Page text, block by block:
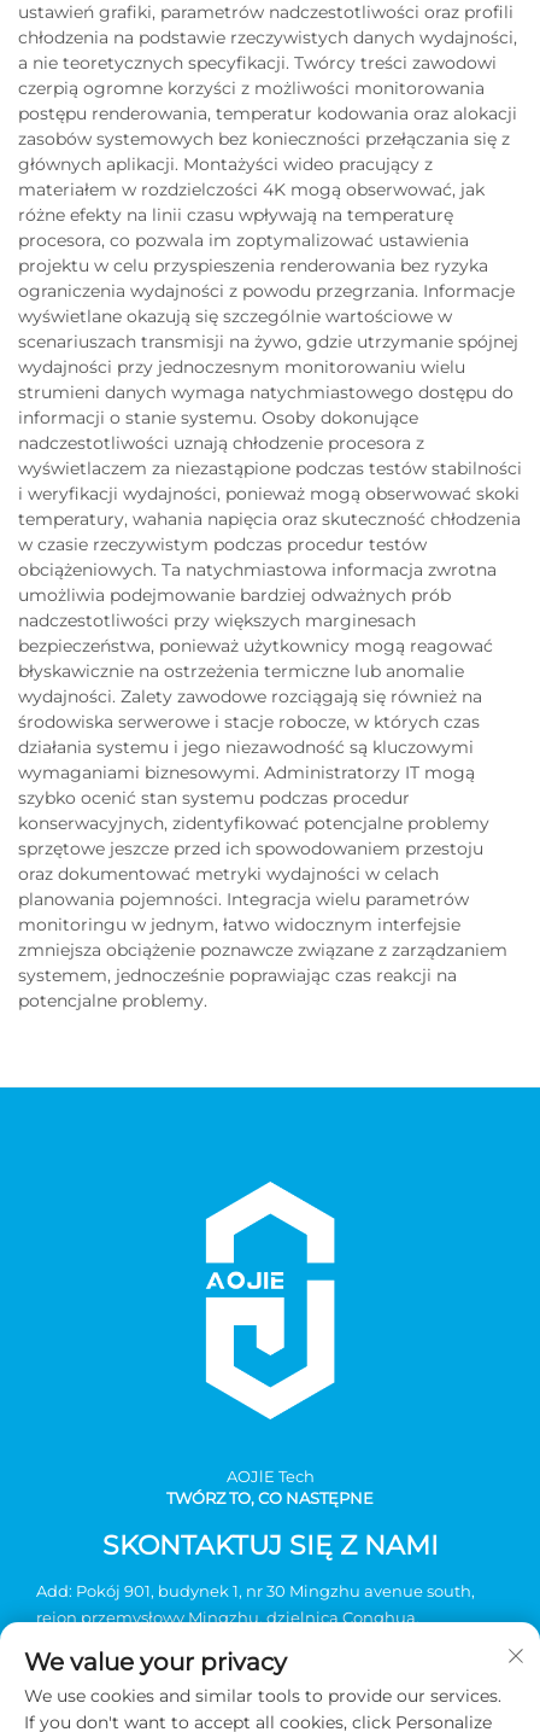
ustawień grafiki, parametrów nadczestotliwości oraz profili
chłodzenia na podstawie rzeczywistych danych wydajności,
a nie teoretycznych specyfikacji. Twórcy treści zawodowi
czerpią ogromne korzyści z możliwości monitorowania
postępu renderowania, temperatur kodowania oraz alokacji
zasobów systemowych bez konieczności przełączania się z
głównych aplikacji. Montażyści wideo pracujący z
materiałem w rozdzielczości 4K mogą obserwować, jak
różne efekty na linii czasu wpływają na temperaturę
procesora, co pozwala im zoptymalizować ustawienia
projektu w celu przyspieszenia renderowania bez ryzyka
ograniczenia wydajności z powodu przegrzania. Informacje
wyświetlane okazują się szczególnie wartościowe w
scenariuszach transmisji na żywo, gdzie utrzymanie spójnej
wydajności przy jednoczesnym monitorowaniu wielu
strumieni danych wymaga natychmiastowego dostępu do
informacji o stanie systemu. Osoby dokonujące
nadczestotliwości uznają chłodzenie procesora z
wyświetlaczem za niezastąpione podczas testów stabilności
i weryfikacji wydajności, ponieważ mogą obserwować skoki
temperatury, wahania napięcia oraz skuteczność chłodzenia
w czasie rzeczywistym podczas procedur testów
obciążeniowych. Ta natychmiastowa informacja zwrotna
umożliwia podejmowanie bardziej odważnych prób
nadczestotliwości przy większych marginesach
bezpieczeństwa, ponieważ użytkownicy mogą reagować
błyskawicznie na ostrzeżenia termiczne lub anomalie
wydajności. Zalety zawodowe rozciągają się również na
środowiska serwerowe i stacje robocze, w których czas
działania systemu i jego niezawodność są kluczowymi
wymaganiami biznesowymi. Administratorzy IT mogą
szybko ocenić stan systemu podczas procedur
konserwacyjnych, zidentyfikować potencjalne problemy
sprzętowe jeszcze przed ich spowodowaniem przestoju
oraz dokumentować metryki wydajności w celach
planowania pojemności. Integracja wielu parametrów
monitoringu w jednym, łatwo widocznym interfejsie
zmniejsza obciążenie poznawcze związane z zarządzaniem
systemem, jednocześnie poprawiając czas reakcji na
potencjalne problemy.
AOJlE Tech
TWÓRZ TO, CO NASTĘPNE
SKONTAKTUJ SIĘ Z NAMI
Add: Pokój 901, budynek 1, nr 30 Mingzhu avenue south,
rejon przemysłowy Mingzhu, dzielnica Conghua,
+86-2036031688 nr wewnętrzny 8048
E-mail:[email protected]
We value your privacy
We use cookies and similar tools to provide our services.
If you don't want to accept all cookies, click Personalize